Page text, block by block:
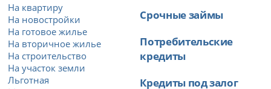
На квартиру
На новостройки
На готовое жилье
На вторичное жилье
На строительство
На участок земли
Льготная
Срочные займы
Потребительские
кредиты
Кредиты под залог